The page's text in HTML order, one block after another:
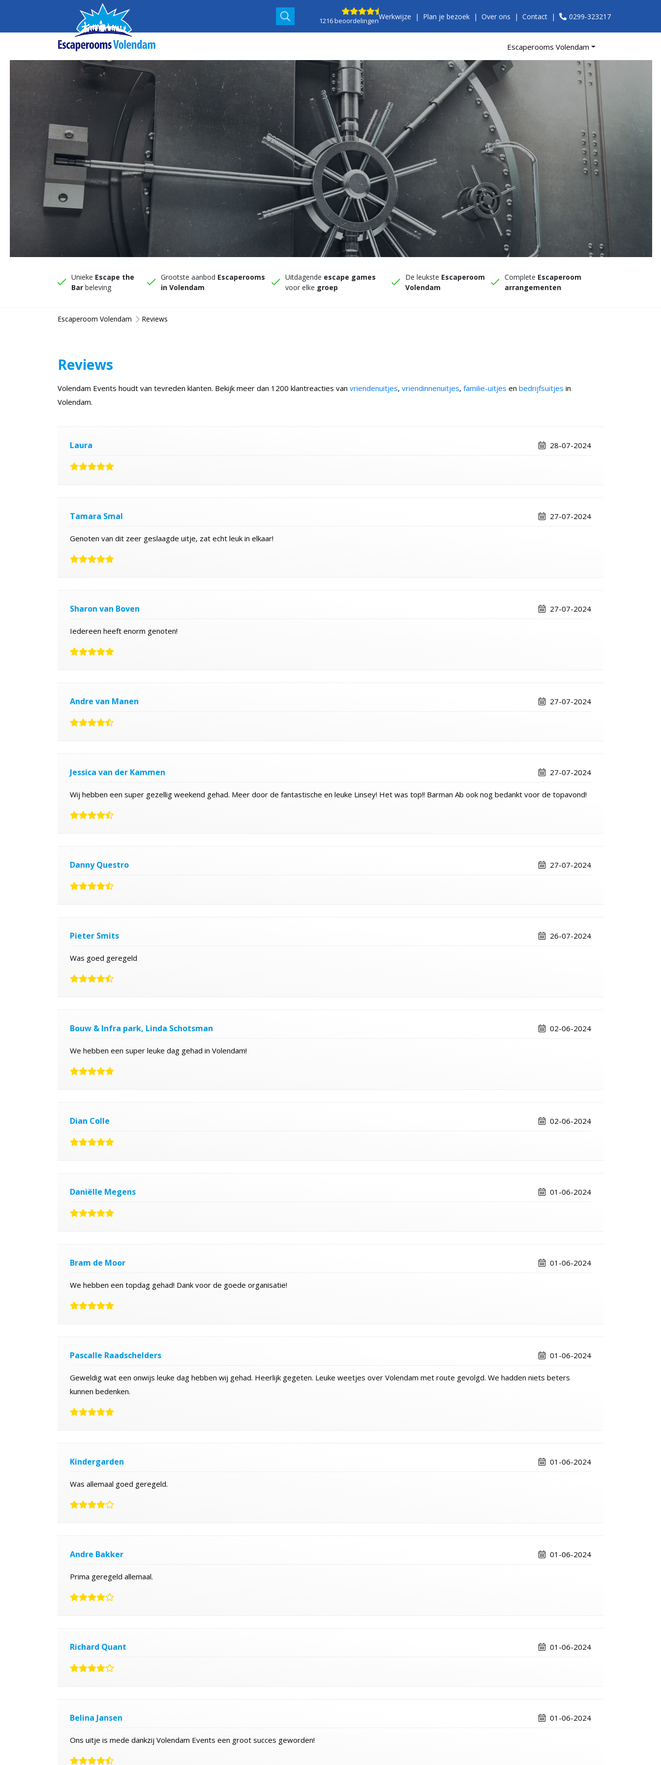
1216 beoordelingenWerkwijze Plan je bezoek Over ons Contact 0299-323217
Escaperooms Volendam
Unieke Escape the
Bar beleving
Grootste aanbod Escaperooms
in Volendam
Uitdagende escape games
voor elke groep
De leukste Escaperoom
Volendam
Complete Escaperoom
arrangementen
Escaperoom Volendam Reviews
Reviews
Volendam Events houdt van tevreden klanten. Bekijk meer dan 1200 klantreacties van vriendenuitjes, vriendinnenuitjes, familie-uitjes en bedrijfsuitjes in
Volendam.
Laura 28-07-2024
Tamara Smal 27-07-2024
Genoten van dit zeer geslaagde uitje, zat echt leuk in elkaar!
Sharon van Boven 27-07-2024
Iedereen heeft enorm genoten!
Andre van Manen 27-07-2024
Jessica van der Kammen 27-07-2024
Wij hebben een super gezellig weekend gehad. Meer door de fantastische en leuke Linsey! Het was top!! Barman Ab ook nog bedankt voor de topavond!
Danny Questro 27-07-2024
Pieter Smits 26-07-2024
Was goed geregeld
Bouw & Infra park, Linda Schotsman 02-06-2024
We hebben een super leuke dag gehad in Volendam!
Dian Colle 02-06-2024
Daniëlle Megens 01-06-2024
Bram de Moor 01-06-2024
We hebben een topdag gehad! Dank voor de goede organisatie!
Pascalle Raadschelders 01-06-2024
Geweldig wat een onwijs leuke dag hebben wij gehad. Heerlijk gegeten. Leuke weetjes over Volendam met route gevolgd. We hadden niets beters
kunnen bedenken.
Kindergarden 01-06-2024
Was allemaal goed geregeld.
Andre Bakker 01-06-2024
Prima geregeld allemaal.
Richard Quant 01-06-2024
Belina Jansen 01-06-2024
Ons uitje is mede dankzij Volendam Events een groot succes geworden!